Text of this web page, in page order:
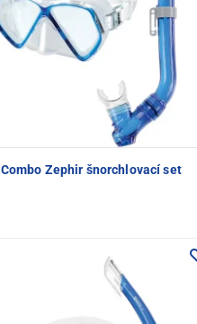
Combo Zephir šnorchlovací set